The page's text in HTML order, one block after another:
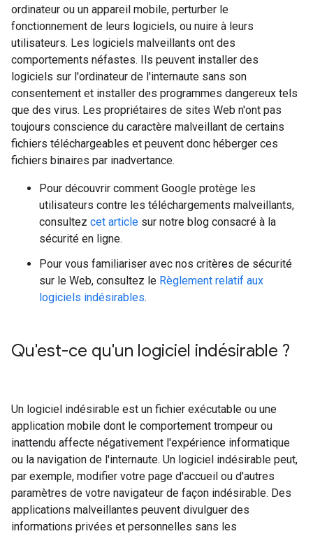
ordinateur ou un appareil mobile, perturber le
fonctionnement de leurs logiciels, ou nuire à leurs
utilisateurs. Les logiciels malveillants ont des
comportements néfastes. Ils peuvent installer des
logiciels sur l'ordinateur de l'internaute sans son
consentement et installer des programmes dangereux tels
que des virus. Les propriétaires de sites Web n'ont pas
toujours conscience du caractère malveillant de certains
fichiers téléchargeables et peuvent donc héberger ces
fichiers binaires par inadvertance.
Pour découvrir comment Google protège les
utilisateurs contre les téléchargements malveillants,
consultez cet article sur notre blog consacré à la
sécurité en ligne.
Pour vous familiariser avec nos critères de sécurité
sur le Web, consultez le Règlement relatif aux
logiciels indésirables.
Qu'est-ce qu'un logiciel indésirable ?
Un logiciel indésirable est un fichier exécutable ou une
application mobile dont le comportement trompeur ou
inattendu affecte négativement l'expérience informatique
ou la navigation de l'internaute. Un logiciel indésirable peut,
par exemple, modifier votre page d'accueil ou d'autres
paramètres de votre navigateur de façon indésirable. Des
applications malveillantes peuvent divulguer des
informations privées et personnelles sans les